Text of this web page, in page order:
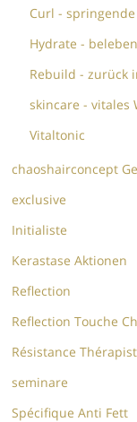
Curl -
Hydrate -
Rebuild - zurück
skincare - vitales
Vitaltonic
chaoshairconcept
exclusive
Initialiste
Kerastase Aktionen
Reflection
Reflection Touche
Résistance
seminare
Spécifique Anti Fett